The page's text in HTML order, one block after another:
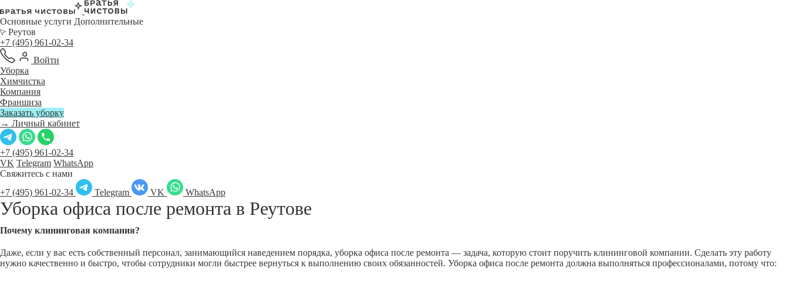
Основные услуги Дополнительные
Реутов
+7 (495) 961-02-34
Войти
Уборка
Химчистка
Компания
Франшиза
Заказать уборку
→ Личный кабинет
+7 (495) 961-02-34
VK Telegram WhatsApp
Свяжитесь с нами
+7 (495) 961-02-34
Telegram VK WhatsApp
Уборка офиса после ремонта в Реутове
Почему клининговая компания?
Даже, если у вас есть собственный персонал, занимающийся наведением порядка, уборка офиса после ремонта — задача, которую стоит поручить клининговой компании. Сделать эту работу
нужно качественно и быстро, чтобы сотрудники могли быстрее вернуться к выполнению своих обязанностей. Уборка офиса после ремонта должна выполняться профессионалами, потому что: